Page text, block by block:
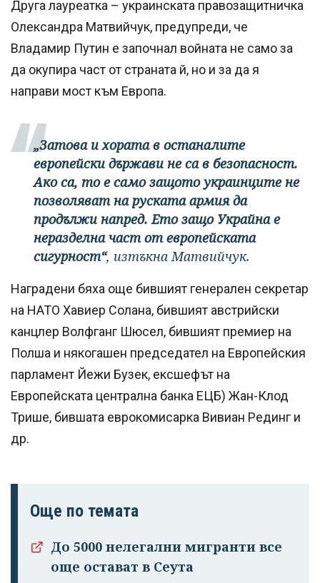
Друга лауреатка – украинската правозащитничка
Олександра Матвийчук, предупреди, че
Владамир Путин е започнал войната не само за
да окупира част от страната й, но и за да я
направи мост към Европа.
„Затова и хората в останалите
европейски държави не са в безопасност.
Ако са, то е само защото украинците не
позволяват на руската армия да
продължи напред. Ето защо Украйна е
неразделна част от европейската
сигурност“, изтъкна Матвийчук.
Наградени бяха още бившият генерален секретар
на НАТО Хавиер Солана, бившият австрийски
канцлер Волфганг Шюсел, бившият премиер на
Полша и някогашен председател на Европейския
парламент Йежи Бузек, ексшефът на
Европейската централна банка ЕЦБ) Жан-Клод
Трише, бившата еврокомисарка Вивиан Рединг и
др.
Още по темата
До 5000 нелегални мигранти все
още остават в Сеута